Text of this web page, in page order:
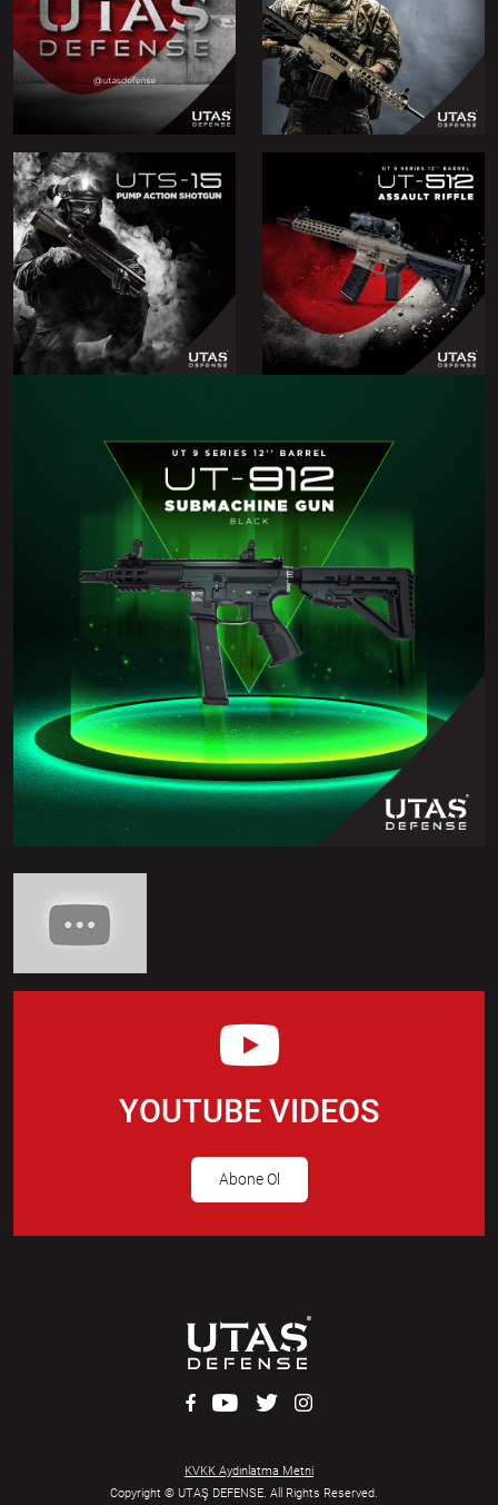
YOUTUBE VIDEOS
Abone Ol
Copyright © UTAŞ DEFENSE. All Rights Reserved.
KVKK Aydınlatma Metni